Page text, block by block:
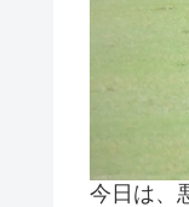
今日は、